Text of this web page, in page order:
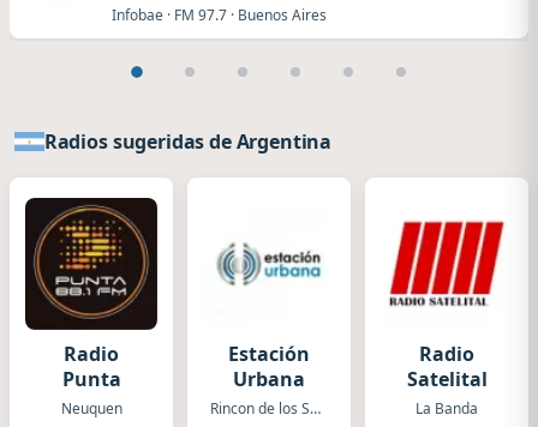
Infobae · FM 97.7 · Buenos Aires
Radios sugeridas de Argentina
Radio
Punta
Neuquen
Estación
Urbana
Rincon de los Sauces
Radio
Satelital
La Banda